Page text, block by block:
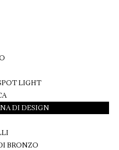
LIGHT
DI DESIGN
BRONZO